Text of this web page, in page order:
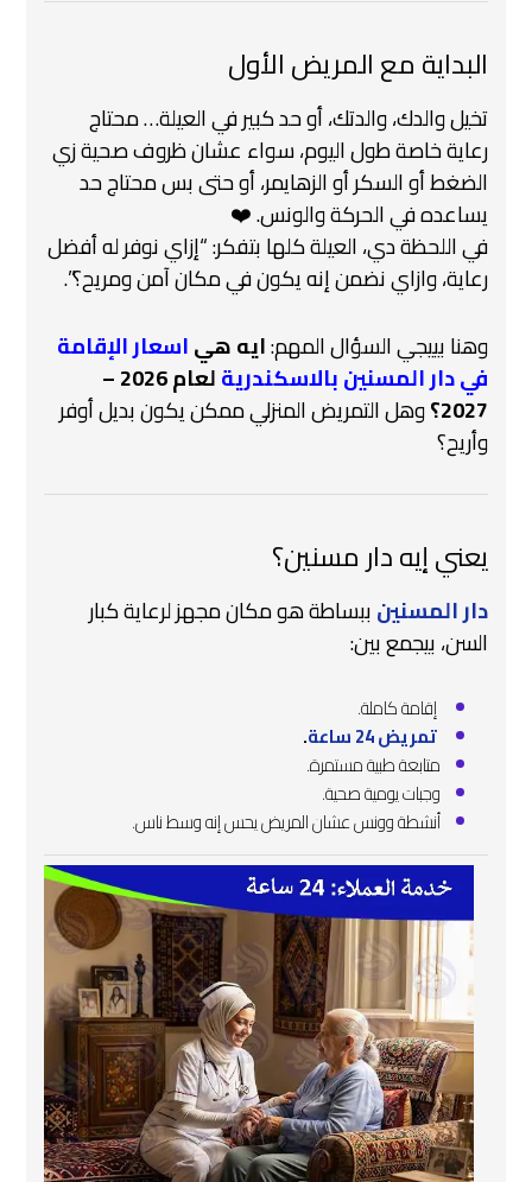
البداية مع المريض الأول
تخيل والدك، والدتك، أو حد كبير في العيلة… محتاج
رعاية خاصة طول اليوم، سواء عشان ظروف صحية زي
الضغط أو السكر أو الزهايمر، أو حتى بس محتاج حد
يساعده في الحركة والونس. ❤️
في اللحظة دي، العيلة كلها بتفكر: “إزاي نوفر له أفضل
رعاية، وازاي نضمن إنه يكون في مكان آمن ومريح؟”.
وهنا بييجي السؤال المهم:ايه هياسعار الإقامة
في دار المسنين بالاسكندرية
لعام 2026 –
2027؟ وهل التمريض المنزلي ممكن يكون بديل أوفر
وأريح؟
يعني إيه دار مسنين؟
دار المسنينببساطة هو مكان مجهز لرعاية كبار
السن، بيجمع بين:
️ إقامة كاملة.
تمريض 24 ساعة
.
متابعة طبية مستمرة.
وجبات يومية صحية.
أنشطة وونس عشان المريض يحس إنه وسط ناس.